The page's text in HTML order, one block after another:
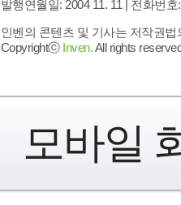
발행연월일: 2004 11. 11 | 전화번호
인벤의 콘텐츠 및 기사는 저작권
Copyrightⓒ Inven.All rights
모바일